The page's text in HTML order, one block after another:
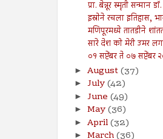
प्रा. बेन्नूर स्मृती सन्मान
इस्रोने रचला इतिहास,
मणिपूरमध्ये तातडीने
सारे देश को मेरी उमर
०१ सप्टेंबर ते ०७ सप्टेंबर
► August(37)
► July(42)
► June (49)
► May(36)
► April(32)
► March(36)